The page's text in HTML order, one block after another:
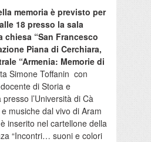
memoria è previsto per
18 presso la sala
chiesa “San Francesco
Piana di Cerchiara,
“Armenia: Memorie di
Simone Toffanin con
di Storia e
l’Università di Cà
musiche dal vivo di Aram
inserito nel cartellone della
“Incontri… suoni e colori